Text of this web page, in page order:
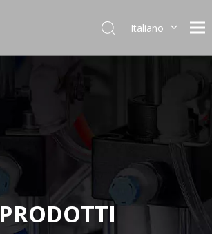
Italiano
Pусский
Português
日本語
한국어
PRODOTTI